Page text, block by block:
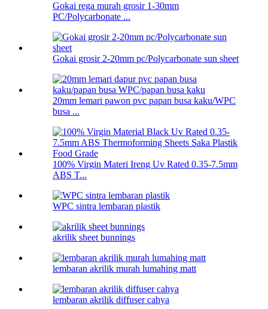
Gokai rega murah grosir 1-30mm
PC/Polycarbonate ...
Gokai grosir 2-20mm pc/Polycarbonate sun sheet
20mm lemari pawon pvc papan busa kaku/WPC
busa ...
100% Virgin Materi Ireng Uv Rated 0.35-7.5mm
ABS T...
WPC sintra lembaran plastik
akrilik sheet bunnings
lembaran akrilik murah lumahing matt
lembaran akrilik diffuser cahya